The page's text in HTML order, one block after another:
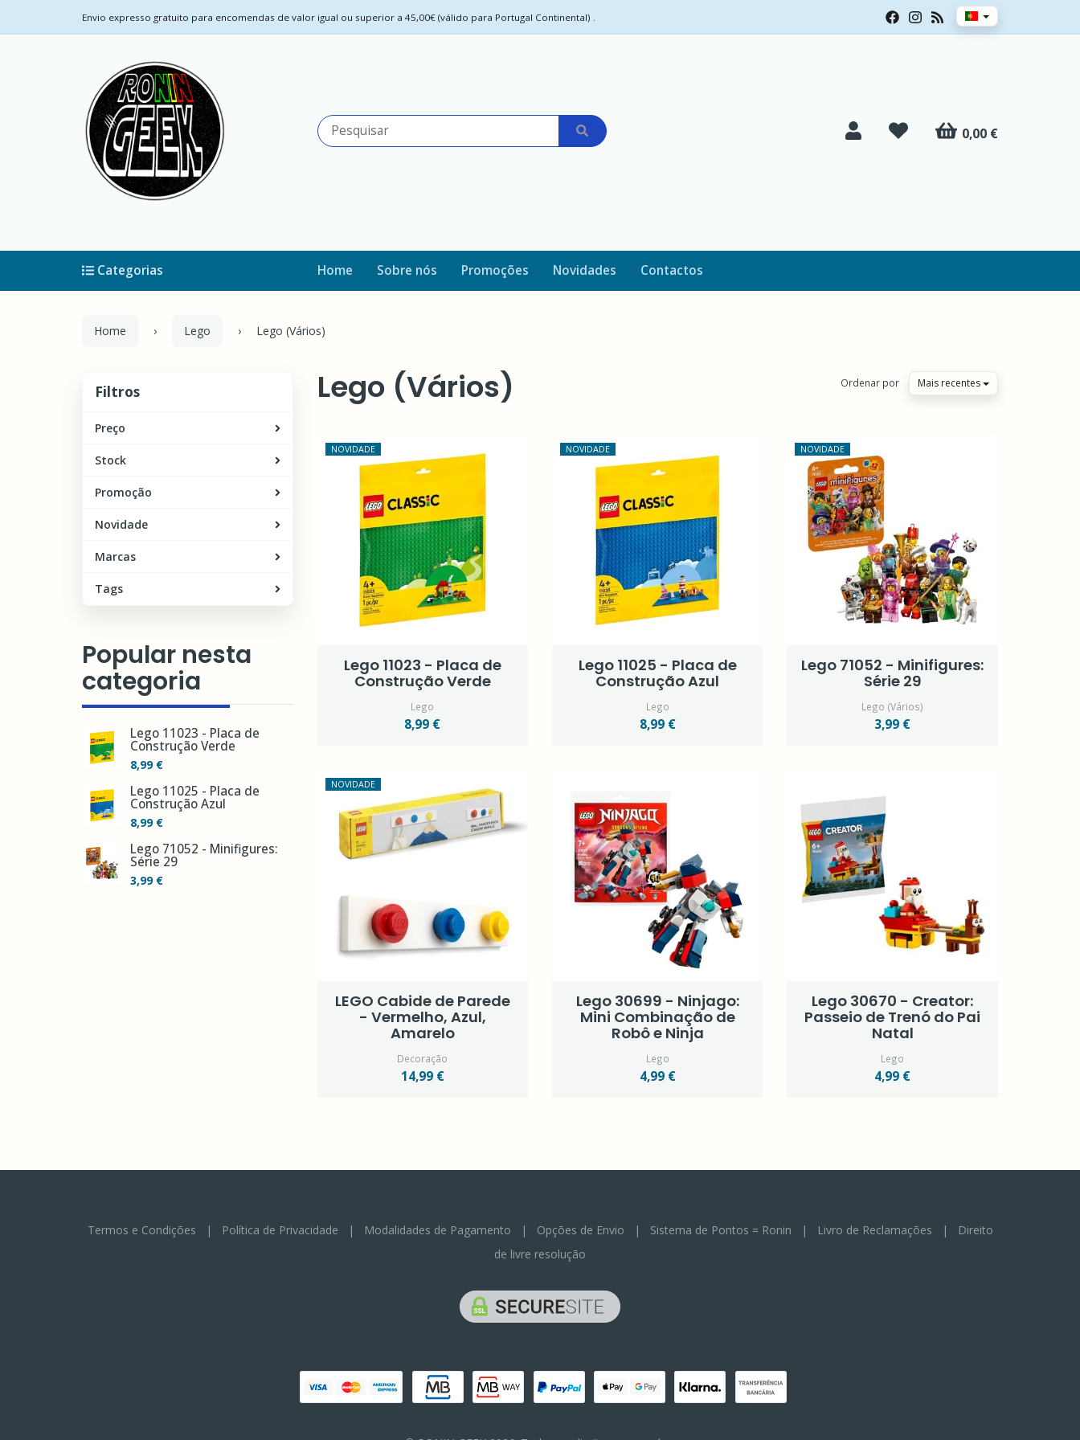
Envio expresso gratuito para encomendas de valor igual ou superior a 45,00€ (válido para Portugal Continental) .
0,00 €
Home Sobre nós Promoções Novidades Contactos
Categorias
Home Lego Lego (Vários)
Filtros
Preço
Stock
Promoção
Novidade
Marcas
Tags
Popular nesta
categoria
Lego 11023 - Placa de
Construção Verde
8,99 €
Lego 11025 - Placa de
Construção Azul
8,99 €
Lego 71052 - Minifigures:
Série 29
3,99 €
Lego (Vários) Ordenar por Mais recentes
NOVIDADE
Lego 11023 - Placa de
Construção Verde
Lego
8,99 €
NOVIDADE
Lego 11025 - Placa de
Construção Azul
Lego
8,99 €
NOVIDADE
Lego 71052 - Minifigures:
Série 29
Lego (Vários)
3,99 €
NOVIDADE
LEGO Cabide de Parede
- Vermelho, Azul,
Amarelo
Decoração
14,99 €
Lego 30699 - Ninjago:
Mini Combinação de
Robô e Ninja
Lego
4,99 €
Lego 30670 - Creator:
Passeio de Trenó do Pai
Natal
Lego
4,99 €
Termos e Condições | Política de Privacidade | Modalidades de Pagamento | Opções de Envio | Sistema de Pontos = Ronin | Livro de Reclamações |
Direito
de livre resolução